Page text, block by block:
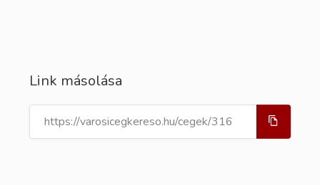
Link másolása